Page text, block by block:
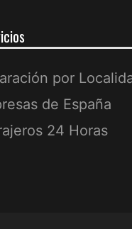
por
de España
24 Horas